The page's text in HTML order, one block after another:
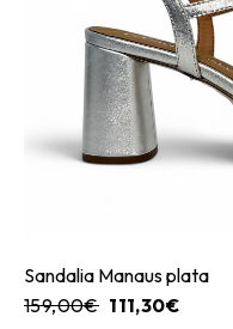
Sandalia Manaus plata
159,00€ 111,30€